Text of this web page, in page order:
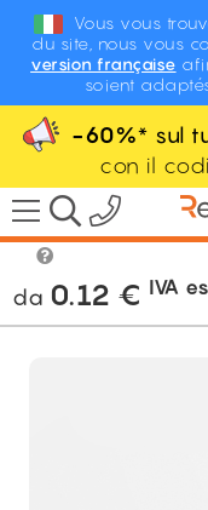
Vous vous
du site, nous vous
version française
soient
-60%* sul
con il
/ Packaging
/ buste /
da 0.12 € IVA